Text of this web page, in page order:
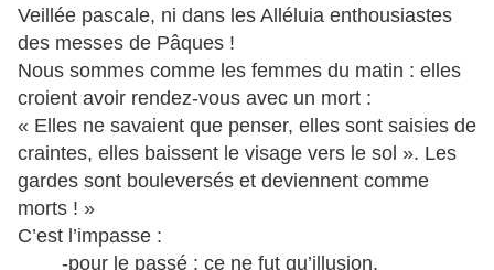
Veillée pascale, ni dans les Alléluia enthousiastes
des messes de Pâques !
Nous sommes comme les femmes du matin : elles
croient avoir rendez-vous avec un mort :
« Elles ne savaient que penser, elles sont saisies de
craintes, elles baissent le visage vers le sol ». Les
gardes sont bouleversés et deviennent comme
morts ! »
C’est l’impasse :
-pour le passé : ce ne fut qu’illusion,